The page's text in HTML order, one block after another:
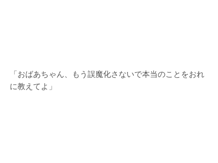
「おばあちゃん、もう誤魔化さないで本当のことをおれ
に教えてよ」